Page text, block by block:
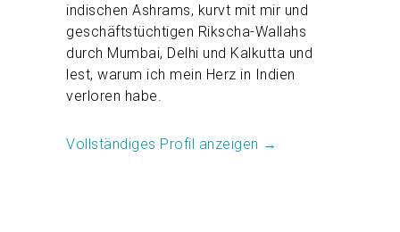
indischen Ashrams, kurvt mit mir und
geschäftstüchtigen Rikscha-Wallahs
durch Mumbai, Delhi und Kalkutta und
lest, warum ich mein Herz in Indien
verloren habe.
Vollständiges Profil anzeigen →